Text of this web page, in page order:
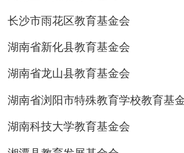
长沙市雨花区教育基金会
湖南省新化县教育基金会
湖南省龙山县教育基金会
湖南省浏阳市特殊教育学校教育基
湖南科技大学教育基金会